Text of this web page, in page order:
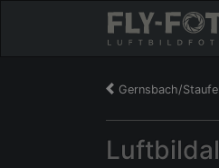
Gernsbach/